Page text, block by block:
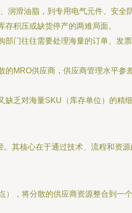
润滑油脂，到专用电气元件、安
积压或缺货停产的两难局面。
部门往往需要处理海量的订单、
的MRO供应商，供应商管理水平
缺乏对海量SKU（库存单位）的
其核心在于通过技术、流程和资
，将分散的供应商资源整合到一